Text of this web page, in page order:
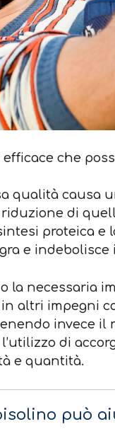
che
qualità causa
di
proteica
e
la necessaria
altri impegni
invece il
di
e quantità.
può